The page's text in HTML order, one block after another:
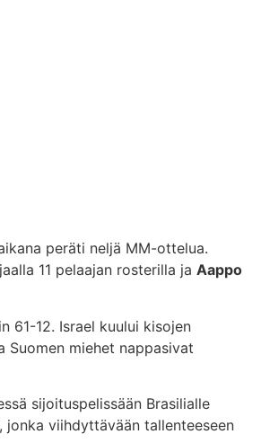
peräti neljä MM-ottelua.
11 pelaajan rosterilla ja Aappo
61-12. Israel kuului kisojen
Suomen miehet nappasivat
sijoituspelissään Brasilialle
viihdyttävään tallenteeseen